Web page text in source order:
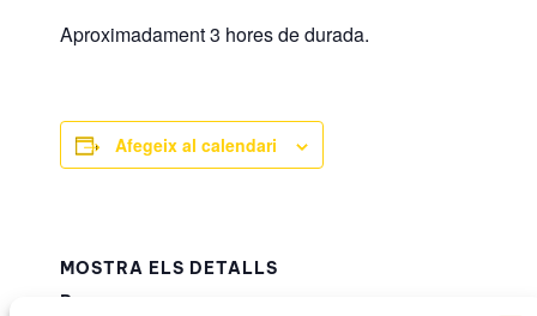
Aproximadament 3 hores de durada.
Afegeix al calendari
MOSTRA ELS DETALLS
Data: